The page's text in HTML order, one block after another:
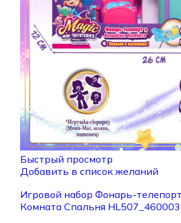
Быстрый просмотр
Добавить в список желаний
Игровой набор Фонарь-
Комната Спальня